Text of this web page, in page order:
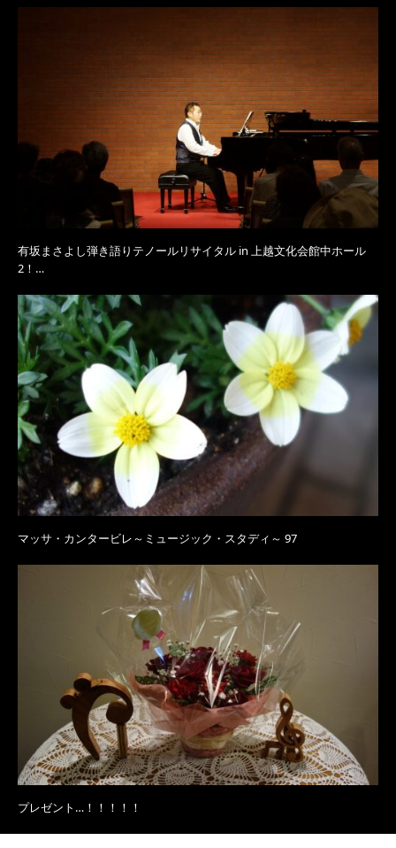
有坂まさよし弾き語りテノールリサイタル in 上越文化会館中ホール
2！…
マッサ・カンタービレ～ミュージック・スタディ～ 97
プレゼント…！！！！！